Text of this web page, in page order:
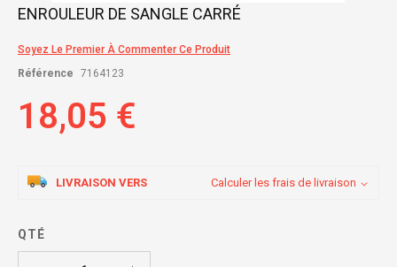
Skip
beginning
of
images
gallery
ENROULEUR DE SANGLE CARRÉ
Soyez Le Premier À Commenter Ce Produit
Référence
7164123
18,05 €
LIVRAISON VERS Calculer les frais de livraison
QTÉ